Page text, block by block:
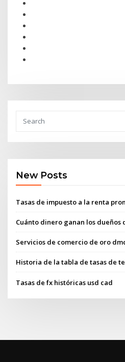
New Posts
Tasas de impuesto a la renta
Cuánto dinero ganan los
Servicios de comercio de oro
Historia de la tabla de tasas de
Tasas de fx históricas usd cad